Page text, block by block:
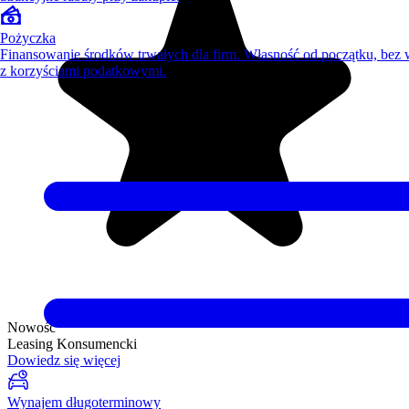
Nowość
Leasing Konsumencki
Dowiedz się więcej
Wynajem długoterminowy
Pożyczka
Finansowanie środków trwałych dla firm. Własność od początku, bez
z korzyściami podatkowymi.